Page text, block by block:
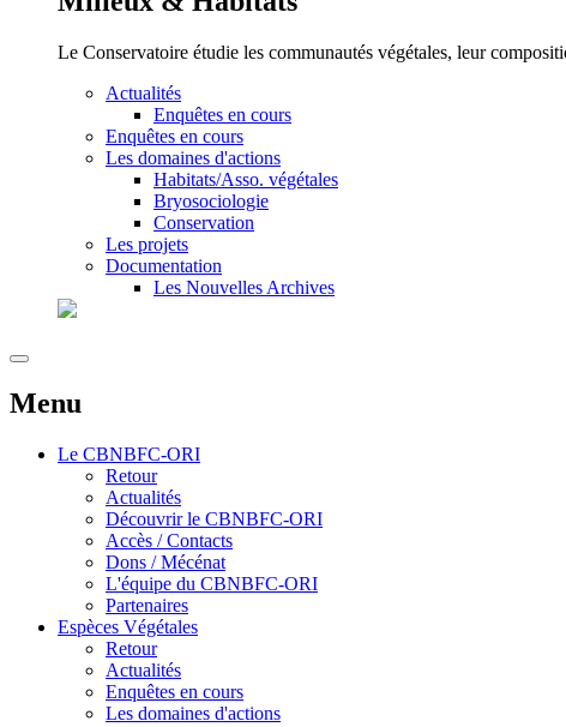
Le Conservatoire étudie les communautés végétales, leur
Actualités
Enquêtes en cours
Enquêtes en cours
Les domaines d'actions
Habitats/Asso. végétales
Bryosociologie
Conservation
Les projets
Documentation
Les Nouvelles Archives
Menu
Le CBNBFC-ORI
Retour
Actualités
Découvrir le CBNBFC-ORI
Accès / Contacts
Dons / Mécénat
L'équipe du CBNBFC-ORI
Partenaires
Espèces Végétales
Retour
Actualités
Enquêtes en cours
Les domaines d'actions